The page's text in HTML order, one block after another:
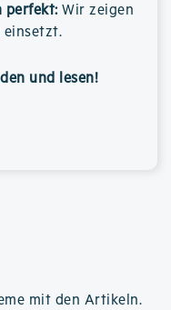
perfekt: Wir zeigen
und lesen!
mit den Artikeln.